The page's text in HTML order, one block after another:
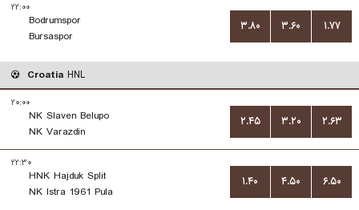
۲۲:۰۰
Bodrumspor
Bursaspor
۳.۸۰ ۳.۶۰ ۱.۷۷
Croatia HNL
۲۰:۰۰
NK Slaven Belupo
NK Varazdin
۲.۴۵ ۳.۲۰ ۲.۶۳
۲۲:۳۰
HNK Hajduk Split
NK Istra 1961 Pula
۱.۴۰ ۴.۵۰ ۶.۵۰